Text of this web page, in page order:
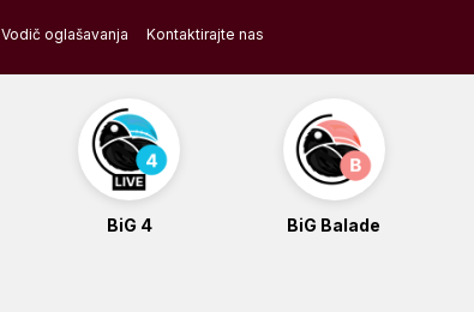
Vodič oglašavanja Kontaktirajte nas
BiG 4 BiG Balade